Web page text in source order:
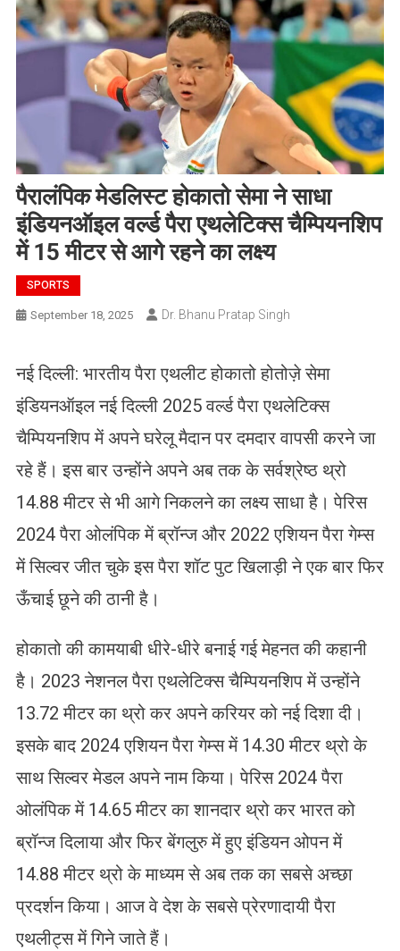
पैरालंपिक मेडलिस्ट होकातो सेमा ने साधा
इंडियनऑइल वर्ल्ड पैरा एथलेटिक्स चैम्पियनशिप
में 15 मीटर से आगे रहने का लक्ष्य
SPORTS
September 18, 2025 Dr. Bhanu Pratap Singh
नई दिल्ली: भारतीय पैरा एथलीट होकातो होतोज़े सेमा
इंडियनऑइल नई दिल्ली 2025 वर्ल्ड पैरा एथलेटिक्स
चैम्पियनशिप में अपने घरेलू मैदान पर दमदार वापसी करने जा
रहे हैं। इस बार उन्होंने अपने अब तक के सर्वश्रेष्ठ थ्रो
14.88 मीटर से भी आगे निकलने का लक्ष्य साधा है। पेरिस
2024 पैरा ओलंपिक में ब्रॉन्ज और 2022 एशियन पैरा गेम्स
में सिल्वर जीत चुके इस पैरा शॉट पुट खिलाड़ी ने एक बार फिर
ऊँचाई छूने की ठानी है।
होकातो की कामयाबी धीरे-धीरे बनाई गई मेहनत की कहानी
है। 2023 नेशनल पैरा एथलेटिक्स चैम्पियनशिप में उन्होंने
13.72 मीटर का थ्रो कर अपने करियर को नई दिशा दी।
इसके बाद 2024 एशियन पैरा गेम्स में 14.30 मीटर थ्रो के
साथ सिल्वर मेडल अपने नाम किया। पेरिस 2024 पैरा
ओलंपिक में 14.65 मीटर का शानदार थ्रो कर भारत को
ब्रॉन्ज दिलाया और फिर बेंगलुरु में हुए इंडियन ओपन में
14.88 मीटर थ्रो के माध्यम से अब तक का सबसे अच्छा
प्रदर्शन किया। आज वे देश के सबसे प्रेरणादायी पैरा
एथलीट्स में गिने जाते हैं।